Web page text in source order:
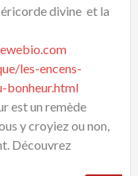
divine et la
les-encens-
bonheur.html
est un remède
y croyiez ou non,
Découvrez